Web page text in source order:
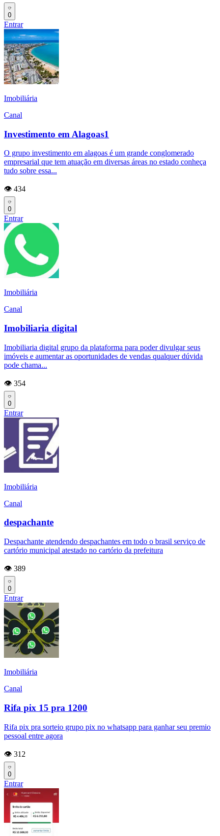
0
Entrar
Imobiliária
Canal
Investimento em Alagoas1
O grupo investimento em alagoas é um grande conglomerado
empresarial que tem atuação em diversas áreas no estado conheça
tudo sobre essa...
👁️ 434
0
Entrar
Imobiliária
Canal
Imobiliaria digital
Imobiliaria digital grupo da plataforma para poder divulgar seus
imóveis e aumentar as oportunidades de vendas qualquer dúvida
pode chama...
👁️ 354
0
Entrar
Imobiliária
Canal
despachante
Despachante atendendo despachantes em todo o brasil serviço de
cartório municipal atestado no cartório da prefeitura
👁️ 389
0
Entrar
Imobiliária
Canal
Rifa pix 15 pra 1200
Rifa pix pra sorteio grupo pix no whatsapp para ganhar seu premio
pessoal entre agora
👁️ 312
0
Entrar